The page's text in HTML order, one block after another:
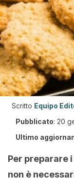
Scritto Equipo
Pubblicato: 20
Ultimo
Per preparare
non è